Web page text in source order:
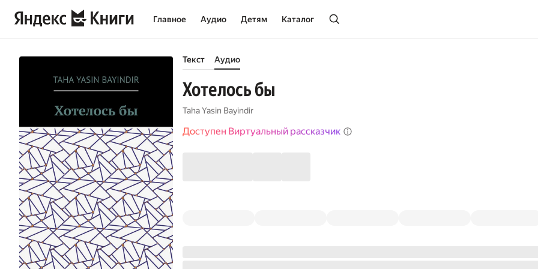
Главное Аудио Детям Каталог
Текст Аудио
Хотелось бы
Taha Yasin Bayindir
Доступен Виртуальный рассказчик